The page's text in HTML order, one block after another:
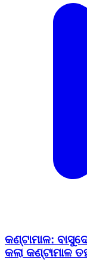
କଣ୍ଟାମାଳ:
କଲା କଣ୍ଟାମାଳ